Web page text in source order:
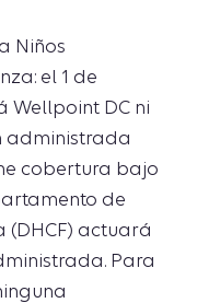
Niños
el 1 de
Wellpoint DC ni
administrada
cobertura bajo
de
(DHCF) actuará
Para